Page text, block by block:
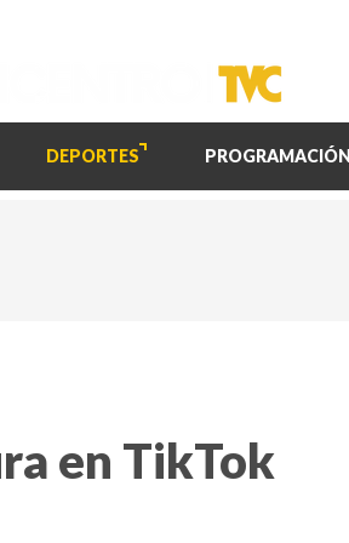
DEPORTES PROGRAMACIÓN
en TikTok